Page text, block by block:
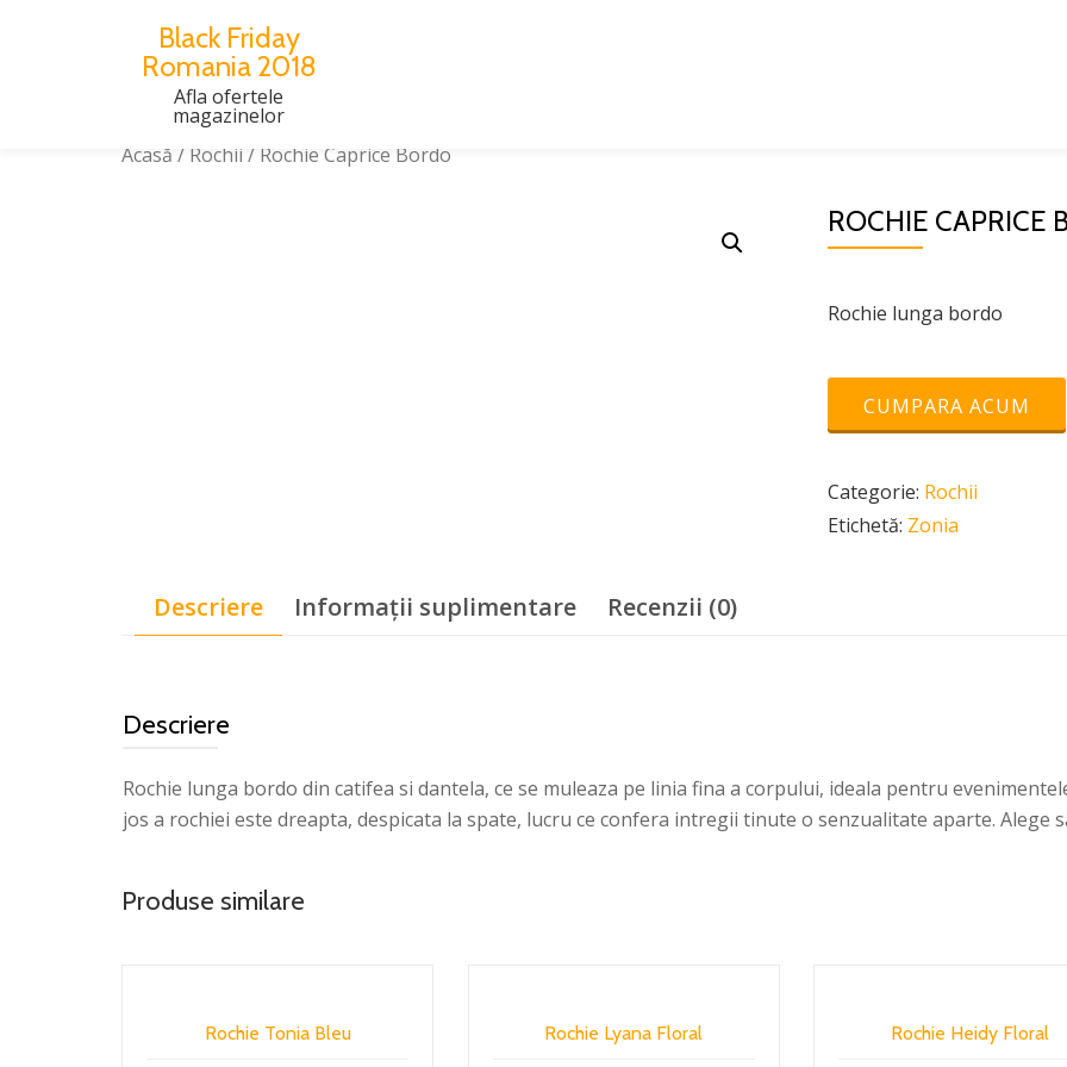
Black Friday
Romania 2018
Afla ofertele
magazinelor
Acasă / Rochii / Rochie Caprice Bordo
ROCHIE CAPRICE
Rochie lunga bordo
CUMPARA ACUM
Categorie: Rochii
Etichetă: Zonia
Descriere Informații suplimentare Recenzii (0)
Descriere
Rochie lunga bordo din catifea si dantela, ce se muleaza pe linia fina a corpului, ideala pentru
jos a rochiei este dreapta, despicata la spate, lucru ce confera intregii tinute o senzualitate aparte. Alege
Produse similare
Rochie Tonia Bleu Rochie Lyana Floral Rochie Heidy Floral